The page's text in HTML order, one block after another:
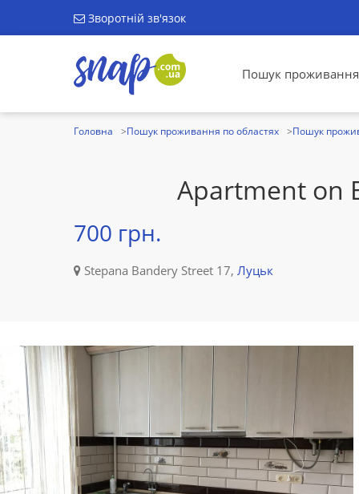
Зворотній зв'язок
Пошук проживання
Головна Пошук проживання по областях Пошук
Apartment on
700 грн.
Stepana Bandery Street 17, Луцьк